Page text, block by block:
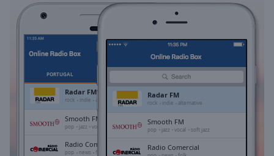
0.00%
Stream
TypeLIVE
LIVE
Remaining
PORTUGAL
Radar FM
rock indie alternative
Smooth FM
pop jazz vocal soft jazz
Radio Comercial
pop news folk
Radar FM
rock indie alternative
Smooth FM
pop jazz vocal soft jazz
Radio Comercial